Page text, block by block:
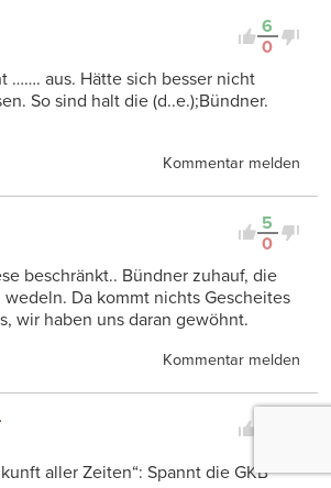
6
0
……. aus. Hätte sich besser nicht
So sind halt die (d..e.);Bündner.
Kommentar melden
5
0
beschränkt.. Bündner zuhauf, die
Da kommt nichts Gescheites
wir haben uns daran gewöhnt.
Kommentar melden
aller Zeiten“: Spannt die GKB